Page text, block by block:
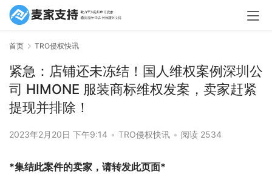
首页 TRO侵权快讯
紧急：店铺还未冻结！国人维权案例深圳公
司 HIMONE 服装商标维权发案，卖家赶紧
提现并排除！
2023年2月20日 下午9:14 • TRO侵权快讯 • 阅读 2534
*集结此案件的卖家，请转发此页面*